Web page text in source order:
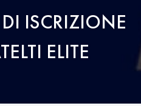
ISCRIZIONE
ELITE